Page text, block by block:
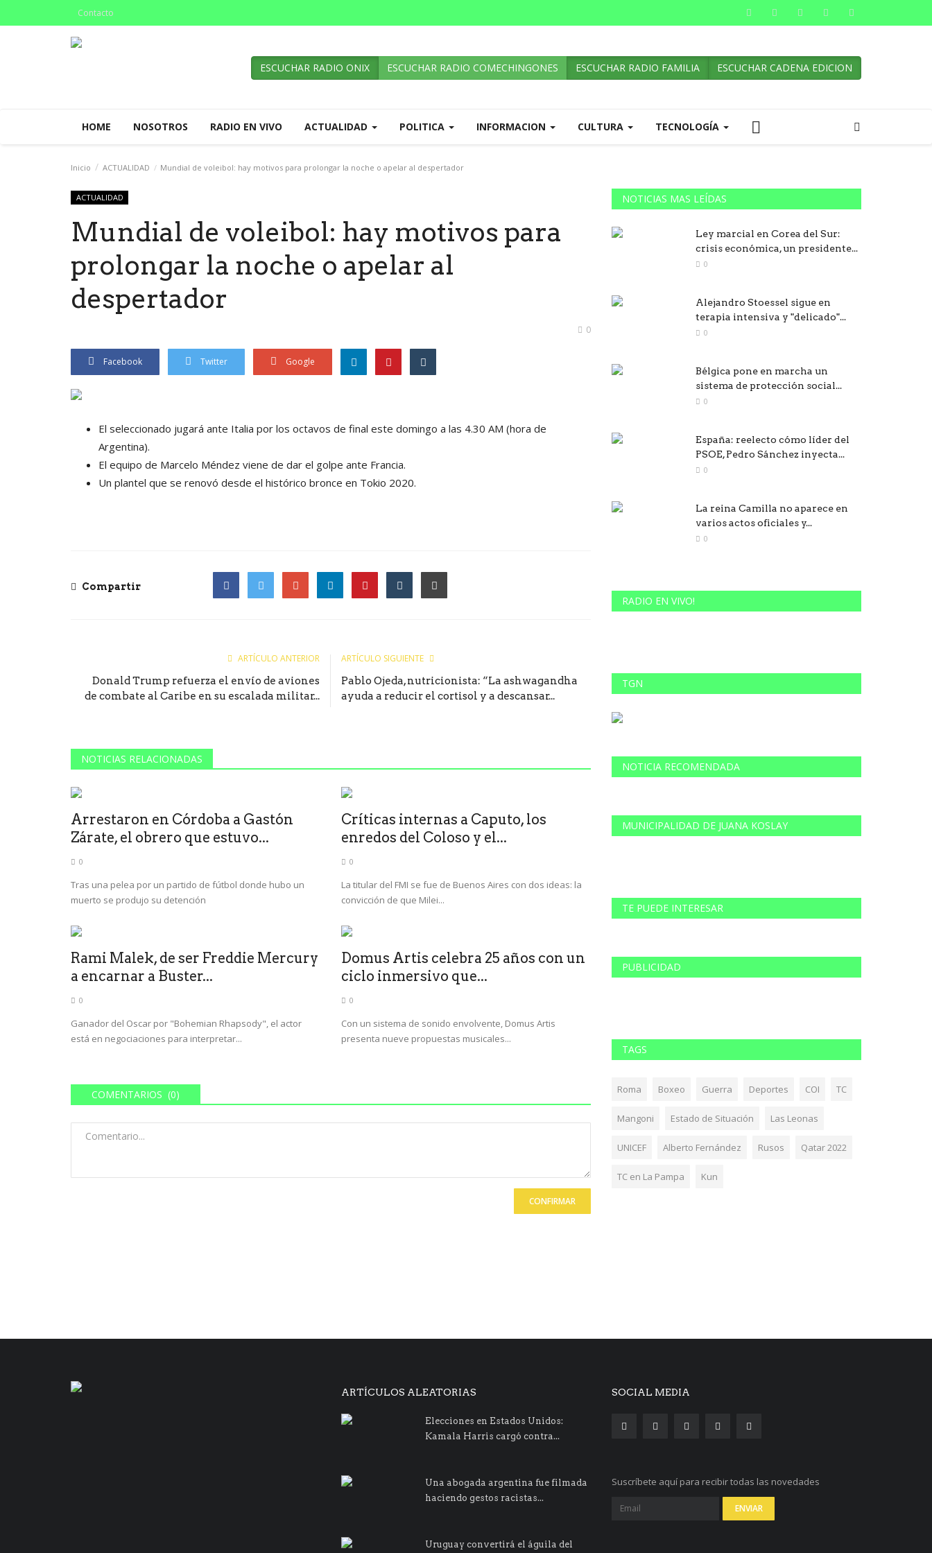
Contacto
ESCUCHAR RADIO ONIX ESCUCHAR RADIO COMECHINGONES ESCUCHAR RADIO FAMILIA ESCUCHAR CADENA EDICION
HOME NOSOTROS RADIO EN VIVO ACTUALIDAD POLITICA INFORMACION CULTURA TECNOLOGÍA
Inicio ACTUALIDAD Mundial de voleibol: hay motivos para prolongar la noche o apelar al despertador
ACTUALIDAD
Mundial de voleibol: hay motivos para
prolongar la noche o apelar al
despertador
0
Facebook Twitter Google
El seleccionado jugará ante Italia por los octavos de final este domingo a las 4.30 AM (hora de
Argentina).
El equipo de Marcelo Méndez viene de dar el golpe ante Francia.
Un plantel que se renovó desde el histórico bronce en Tokio 2020.
Compartir
ARTÍCULO ANTERIOR
Donald Trump refuerza el envío de aviones
de combate al Caribe en su escalada militar...
ARTÍCULO SIGUIENTE
Pablo Ojeda, nutricionista: “La ashwagandha
ayuda a reducir el cortisol y a descansar...
NOTICIAS RELACIONADAS
Arrestaron en Córdoba a Gastón
Zárate, el obrero que estuvo...
0
Tras una pelea por un partido de fútbol donde hubo un
muerto se produjo su detención
Críticas internas a Caputo, los
enredos del Coloso y el...
0
La titular del FMI se fue de Buenos Aires con dos ideas: la
convicción de que Milei...
Rami Malek, de ser Freddie Mercury
a encarnar a Buster...
0
Ganador del Oscar por "Bohemian Rhapsody", el actor
está en negociaciones para interpretar...
Domus Artis celebra 25 años con un
ciclo inmersivo que...
0
Con un sistema de sonido envolvente, Domus Artis
presenta nueve propuestas musicales...
COMENTARIOS (0)
CONFIRMAR
NOTICIAS MAS LEÍDAS
Ley marcial en Corea del Sur:
crisis económica, un presidente...
0
Alejandro Stoessel sigue en
terapia intensiva y "delicado"...
0
Bélgica pone en marcha un
sistema de protección social...
0
España: reelecto cómo líder del
PSOE, Pedro Sánchez inyecta...
0
La reina Camilla no aparece en
varios actos oficiales y...
0
RADIO EN VIVO!
TGN
NOTICIA RECOMENDADA
MUNICIPALIDAD DE JUANA KOSLAY
TE PUEDE INTERESAR
PUBLICIDAD
TAGS
Roma Boxeo Guerra Deportes COI TC
Mangoni Estado de Situación Las Leonas
UNICEF Alberto Fernández Rusos Qatar 2022
TC en La Pampa Kun
ARTÍCULOS ALEATORIAS
Elecciones en Estados Unidos:
Kamala Harris cargó contra...
Una abogada argentina fue filmada
haciendo gestos racistas...
Uruguay convertirá el águila del
SOCIAL MEDIA
Suscríbete aquí para recibir todas las novedades